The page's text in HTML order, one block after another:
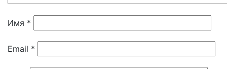
Имя *
Email *